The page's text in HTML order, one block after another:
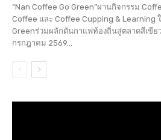
“Nan Coffee Go Green”ผ่านกิจกรรม
Coffee และ Coffee Cupping & Learning
Greenร่วมผลักดันกาแฟท้องถิ่นสู่ตลาดสีเขียวและยั่งยืน
กรกฎาคม 2569...